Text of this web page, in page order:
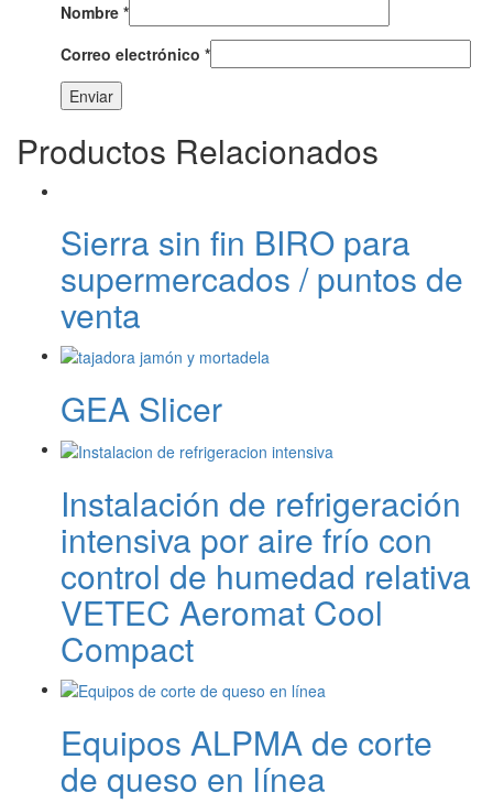
Nombre *
Correo electrónico *
Productos Relacionados
Sierra sin fin BIRO para
supermercados / puntos de
venta
GEA Slicer
Instalación de refrigeración
intensiva por aire frío con
control de humedad relativa
VETEC Aeromat Cool
Compact
Equipos ALPMA de corte
de queso en línea